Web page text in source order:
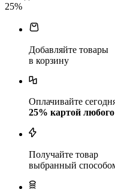
25%
Добавляйте товары
в корзину
Оплачивайте
25% картой
Получайте товар
выбранный